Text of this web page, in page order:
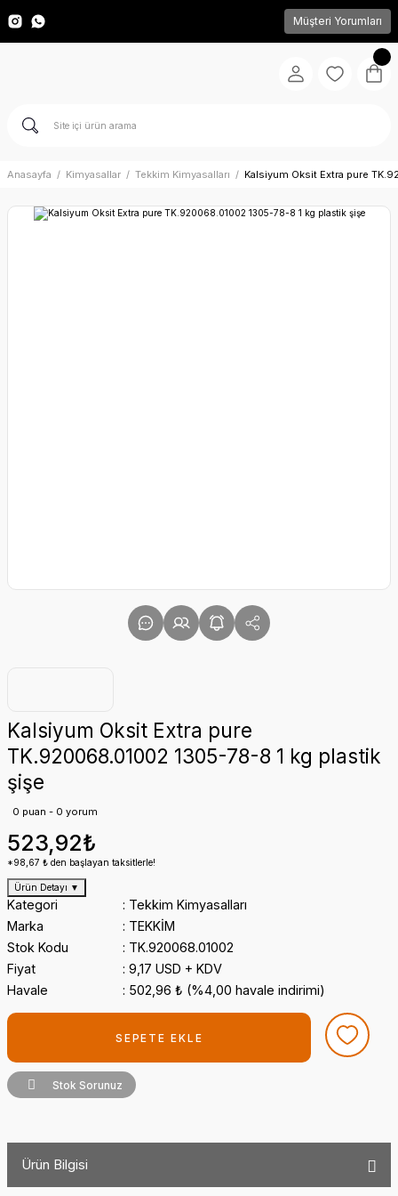
Müşteri Yorumları
Anasayfa Kimyasallar Tekkim Kimyasalları Kalsiyum Oksit Extra pure
Kalsiyum Oksit Extra pure
TK.920068.01002 1305-78-8 1 kg plastik
şişe
0 puan - 0 yorum
523,92₺
*98,67 ₺ den başlayan taksitlerle!
Ürün Detayı ▼
Kategori
Tekkim Kimyasalları
Marka
TEKKİM
Stok Kodu
TK.920068.01002
Fiyat
9,17 USD + KDV
Havale
502,96 ₺ (%4,00 havale indirimi)
SEPETE EKLE
Stok Sorunuz
Ürün Bilgisi